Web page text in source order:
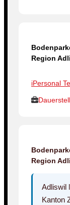
Region
iPersonal
Region
Adliswil
Kanton